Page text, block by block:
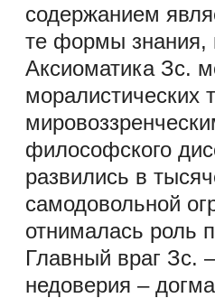
содержанием
те формы знания,
Аксиоматика Зс.
моралистических
философского
развились в
самодовольной
отнималась роль
Главный враг Зс.
недоверия –